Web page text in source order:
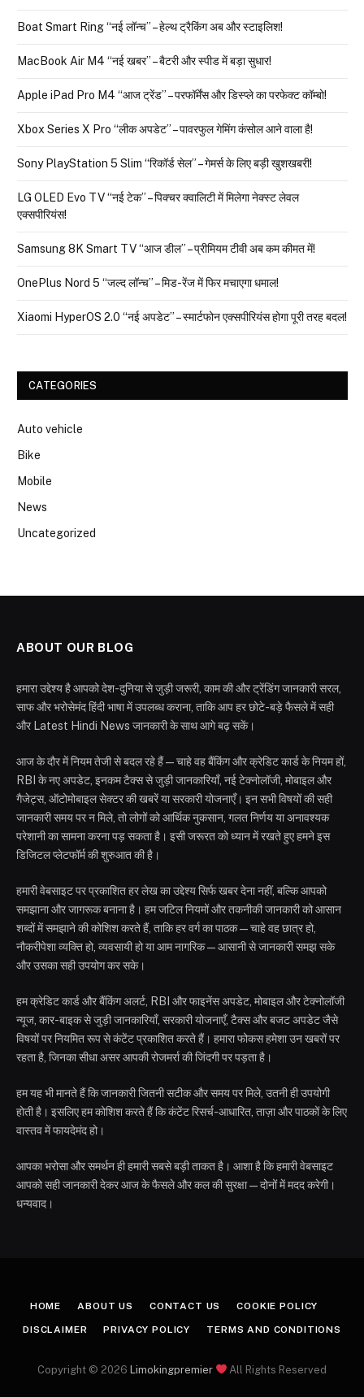
Boat Smart Ring “नई लॉन्च” – हेल्थ ट्रैकिंग अब और स्टाइलिश!
MacBook Air M4 “नई खबर” – बैटरी और स्पीड में बड़ा सुधार!
Apple iPad Pro M4 “आज ट्रेंड” – परफॉर्मेंस और डिस्प्ले का परफेक्ट कॉम्बो!
Xbox Series X Pro “लीक अपडेट” – पावरफुल गेमिंग कंसोल आने वाला है!
Sony PlayStation 5 Slim “रिकॉर्ड सेल” – गेमर्स के लिए बड़ी खुशखबरी!
LG OLED Evo TV “नई टेक” – पिक्चर क्वालिटी में मिलेगा नेक्स्ट लेवल
एक्सपीरियंस!
Samsung 8K Smart TV “आज डील” – प्रीमियम टीवी अब कम कीमत में!
OnePlus Nord 5 “जल्द लॉन्च” – मिड-रेंज में फिर मचाएगा धमाल!
Xiaomi HyperOS 2.0 “नई अपडेट” – स्मार्टफोन एक्सपीरियंस होगा पूरी तरह बदल!
CATEGORIES
Auto vehicle
Bike
Mobile
News
Uncategorized
ABOUT OUR BLOG
हमारा उद्देश्य है आपको देश-दुनिया से जुड़ी जरूरी, काम की और ट्रेंडिंग जानकारी सरल,
साफ और भरोसेमंद हिंदी भाषा में उपलब्ध कराना, ताकि आप हर छोटे-बड़े फैसले में सही
और Latest Hindi News जानकारी के साथ आगे बढ़ सकें।
आज के दौर में नियम तेजी से बदल रहे हैं—चाहे वह बैंकिंग और क्रेडिट कार्ड के नियम हों,
RBI के नए अपडेट, इनकम टैक्स से जुड़ी जानकारियाँ, नई टेक्नोलॉजी, मोबाइल और
गैजेट्स, ऑटोमोबाइल सेक्टर की खबरें या सरकारी योजनाएँ। इन सभी विषयों की सही
जानकारी समय पर न मिले, तो लोगों को आर्थिक नुकसान, गलत निर्णय या अनावश्यक
परेशानी का सामना करना पड़ सकता है। इसी जरूरत को ध्यान में रखते हुए हमने इस
डिजिटल प्लेटफॉर्म की शुरुआत की है।
हमारी वेबसाइट पर प्रकाशित हर लेख का उद्देश्य सिर्फ खबर देना नहीं, बल्कि आपको
समझाना और जागरूक बनाना है। हम जटिल नियमों और तकनीकी जानकारी को आसान
शब्दों में समझाने की कोशिश करते हैं, ताकि हर वर्ग का पाठक—चाहे वह छात्र हो,
नौकरीपेशा व्यक्ति हो, व्यवसायी हो या आम नागरिक—आसानी से जानकारी समझ सके
और उसका सही उपयोग कर सके।
हम क्रेडिट कार्ड और बैंकिंग अलर्ट, RBI और फाइनेंस अपडेट, मोबाइल और टेक्नोलॉजी
न्यूज, कार-बाइक से जुड़ी जानकारियाँ, सरकारी योजनाएँ, टैक्स और बजट अपडेट जैसे
विषयों पर नियमित रूप से कंटेंट प्रकाशित करते हैं। हमारा फोकस हमेशा उन खबरों पर
रहता है, जिनका सीधा असर आपकी रोजमर्रा की जिंदगी पर पड़ता है।
हम यह भी मानते हैं कि जानकारी जितनी सटीक और समय पर मिले, उतनी ही उपयोगी
होती है। इसलिए हम कोशिश करते हैं कि कंटेंट रिसर्च-आधारित, ताज़ा और पाठकों के लिए
वास्तव में फायदेमंद हो।
आपका भरोसा और समर्थन ही हमारी सबसे बड़ी ताकत है। आशा है कि हमारी वेबसाइट
आपको सही जानकारी देकर आज के फैसले और कल की सुरक्षा—दोनों में मदद करेगी।
धन्यवाद।
HOME ABOUT US CONTACT US COOKIE POLICY
DISCLAIMER PRIVACY POLICY TERMS AND CONDITIONS
Copyright © 2026 Limokingpremier All Rights Reserved